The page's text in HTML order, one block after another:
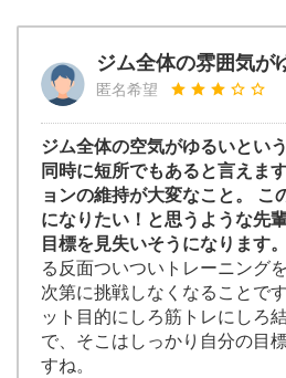
ジム全体の雰囲気が
匿名希望
ジム全体の空気がゆるいとい
同時に短所でもあると言えま
ョンの維持が大変なこと。 こ
になりたい！と思うような先
目標を見失いそうになります。
る反面ついついトレーニング
次第に挑戦しなくなることで
ット目的にしろ筋トレにしろ
で、そこはしっかり自分の目
すね。